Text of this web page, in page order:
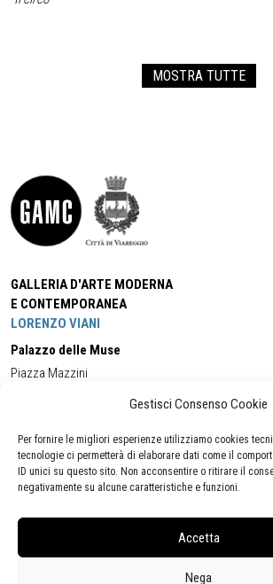
Gestisci Consenso Cookie
Per fornire le migliori esperienze utilizziamo cookies
tecnologie ci permetterà di elaborare dati come il
ID unici su questo sito. Non acconsentire o ritirare il
negativamente su alcune caratteristiche e funzioni.
Accetta
Nega
MOSTRA TUTTE
GALLERIA D'ARTE MODERNA
E CONTEMPORANEA
LORENZO VIANI
Palazzo delle Muse
Piazza Mazzini
Cell:+39 338 5714978 (orario
Tel:
+39 0584 944580
(orario 09.00/13.00)
Email:gamc@comune.viareggio.lu.it
Segnalazione di inaccessibilità